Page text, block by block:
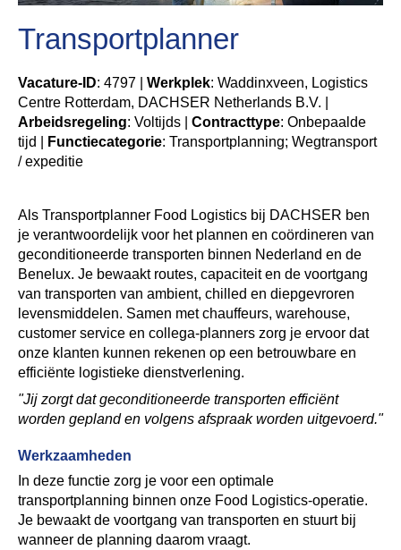
Transportplanner
Vacature-ID: 4797 | Werkplek: Waddinxveen, Logistics
Centre Rotterdam, DACHSER Netherlands B.V. |
Arbeidsregeling: Voltijds | Contracttype: Onbepaalde
tijd |
Functiecategorie: Transportplanning; Wegtransport
/ expeditie
Als Transportplanner Food Logistics bij DACHSER ben
je verantwoordelijk voor het plannen en coördineren van
geconditioneerde transporten binnen Nederland en de
Benelux. Je bewaakt routes, capaciteit en de voortgang
van transporten van ambient, chilled en diepgevroren
levensmiddelen. Samen met chauffeurs, warehouse,
customer service en collega-planners zorg je ervoor dat
onze klanten kunnen rekenen op een betrouwbare en
efficiënte logistieke dienstverlening.
"Jij zorgt dat geconditioneerde transporten efficiënt
worden gepland en volgens afspraak worden uitgevoerd."
Werkzaamheden
In deze functie zorg je voor een optimale
transportplanning binnen onze Food Logistics-operatie.
Je bewaakt de voortgang van transporten en stuurt bij
wanneer de planning daarom vraagt.